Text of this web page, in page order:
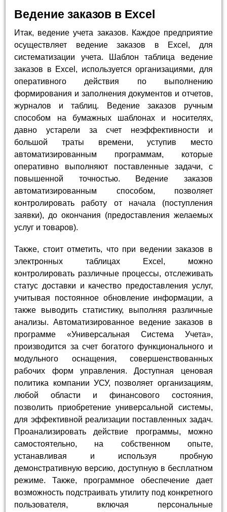
Ведение заказов в Excel
Итак, ведение учета заказов. Каждое предприятие
осуществляет ведение заказов в Excel, для
систематизации учета. Шаблон таблица ведение
заказов в Excel, используется организациями, для
оперативного действия по выполнению
формирования и заполнения документов и отчетов,
журналов и таблиц. Ведение заказов ручным
способом на бумажных шаблонах и носителях,
давно устарели за счет неэффективности и
большой траты времени, уступив место
автоматизированным программам, которые
оперативно выполняют поставленные задачи, с
повышенной точностью. Ведение заказов
автоматизированным способом, позволяет
контролировать работу от начала (поступления
заявки), до окончания (предоставления желаемых
услуг и товаров).
Также, стоит отметить, что при ведении заказов в
электронных таблицах Excel, можно
контролировать различные процессы, отслеживать
статус доставки и качество предоставления услуг,
учитывая постоянное обновление информации, а
также выводить статистику, выполняя различные
анализы. Автоматизированное ведение заказов в
программе «Универсальная Система Учета»,
производится за счет богатого функционального и
модульного оснащения, совершенствованных
рабочих форм управления. Доступная ценовая
политика компании УСУ, позволяет организациям,
любой области и финансового состояния,
позволить приобретение универсальной системы,
для эффективной реализации поставленных задач.
Проанализировать действие программы, можно
самостоятельно, на собственном опыте,
устанавливая и используя пробную
демонстративную версию, доступную в бесплатном
режиме. Также, программное обеспечение дает
возможность подстраивать утилиту под конкретного
пользователя, включая персональные